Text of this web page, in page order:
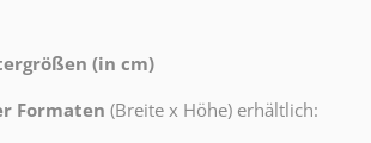
(in cm)
Formaten (Breite x Höhe) erhältlich: